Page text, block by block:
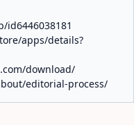
id6446038181
apps/details?
download/
editorial-process/